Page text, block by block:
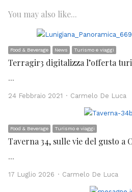
You may also like...
Food & Beverage News Turismo e viaggi
Terragir3 digitalizza l’offerta
…
24 Febbraio 2021 Author
Carmelo De Luca
Food & Beverage Turismo e viaggi
Taverna 34, sulle vie del gusto a
…
17 Luglio 2026 Author
Carmelo De Luca